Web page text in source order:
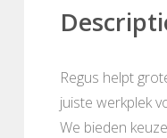
Regus helpt
juiste werkplek
We bieden